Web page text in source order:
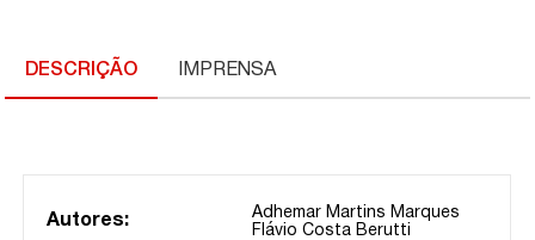
DESCRIÇÃO IMPRENSA
Autores:
Adhemar Martins Marques
Flávio Costa Berutti